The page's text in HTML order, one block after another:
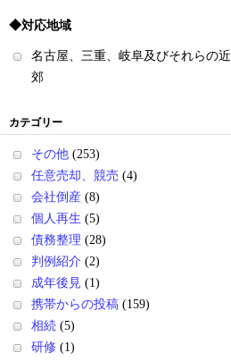
◆対応地域
名古屋、三重、岐阜及びそれらの近
郊
カテゴリー
その他 (253)
任意売却、競売 (4)
会社倒産 (8)
個人再生 (5)
債務整理 (28)
判例紹介 (2)
成年後見 (1)
携帯からの投稿 (159)
相続 (5)
研修 (1)